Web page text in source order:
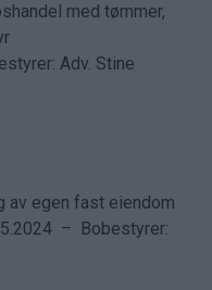
med tømmer,
Adv. Stine
av egen fast eiendom
– Bobestyrer: